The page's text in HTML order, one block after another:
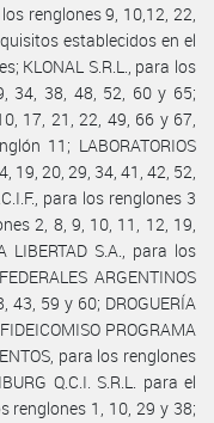
renglones 9, 10,12, 22,
establecidos en el
KLONAL S.R.L., para los
34, 38, 48, 52, 60 y 65;
17, 21, 22, 49, 66 y 67,
11; LABORATORIOS
19, 20, 29, 34, 41, 42, 52,
para los renglones 3
2, 8, 9, 10, 11, 12, 19,
S.A., para los
ARGENTINOS
43, 59 y 60; DROGUERÍA
PROGRAMA
para los renglones
Q.C.I. S.R.L. para el
renglones 1, 10, 29 y 38;